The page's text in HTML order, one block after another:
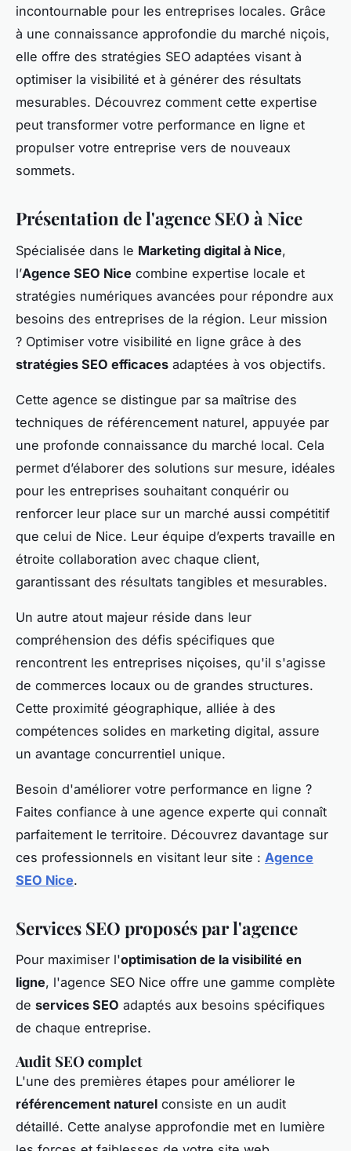
incontournable pour les entreprises locales. Grâce
à une connaissance approfondie du marché niçois,
elle offre des stratégies SEO adaptées visant à
optimiser la visibilité et à générer des résultats
mesurables. Découvrez comment cette expertise
peut transformer votre performance en ligne et
propulser votre entreprise vers de nouveaux
sommets.
Présentation de l'agence SEO à Nice
Spécialisée dans le Marketing digital à Nice,
l’Agence SEO Nice combine expertise locale et
stratégies numériques avancées pour répondre aux
besoins des entreprises de la région. Leur mission
? Optimiser votre visibilité en ligne grâce à des
stratégies SEO efficaces adaptées à vos objectifs.
Cette agence se distingue par sa maîtrise des
techniques de référencement naturel, appuyée par
une profonde connaissance du marché local. Cela
permet d’élaborer des solutions sur mesure, idéales
pour les entreprises souhaitant conquérir ou
renforcer leur place sur un marché aussi compétitif
que celui de Nice. Leur équipe d’experts travaille en
étroite collaboration avec chaque client,
garantissant des résultats tangibles et mesurables.
Un autre atout majeur réside dans leur
compréhension des défis spécifiques que
rencontrent les entreprises niçoises, qu'il s'agisse
de commerces locaux ou de grandes structures.
Cette proximité géographique, alliée à des
compétences solides en marketing digital, assure
un avantage concurrentiel unique.
Besoin d'améliorer votre performance en ligne ?
Faites confiance à une agence experte qui connaît
parfaitement le territoire. Découvrez davantage sur
ces professionnels en visitant leur site : Agence
SEO Nice.
Services SEO proposés par l'agence
Pour maximiser l'optimisation de la visibilité en
ligne, l'agence SEO Nice offre une gamme complète
de services SEO adaptés aux besoins spécifiques
de chaque entreprise.
Audit SEO complet
L'une des premières étapes pour améliorer le
référencement naturel consiste en un audit
détaillé. Cette analyse approfondie met en lumière